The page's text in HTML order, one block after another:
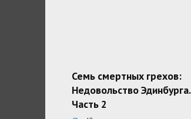
Семь смертных грехов:
Недовольство Эдинбурга.
Часть 2